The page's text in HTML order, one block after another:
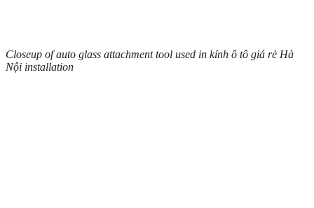
Closeup of auto glass attachment tool used in kính ô tô giá rẻ Hà
Nội installation